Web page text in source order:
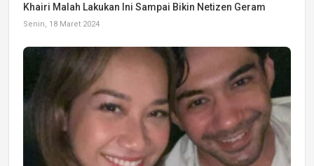
Khairi Malah Lakukan Ini Sampai Bikin Netizen Geram
Senin, 18 Maret 2024